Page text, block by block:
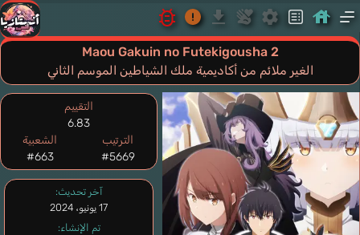
Maou Gakuin no Futekigousha 2
الغير ملائم من أكاديمية ملك الشياطين الموسم الثاني
آخر تحديث:
17 يونيو، 2024
تم الإنشاء:
التقييم
6.83
الترتيب
#5669
الشعبية
#663